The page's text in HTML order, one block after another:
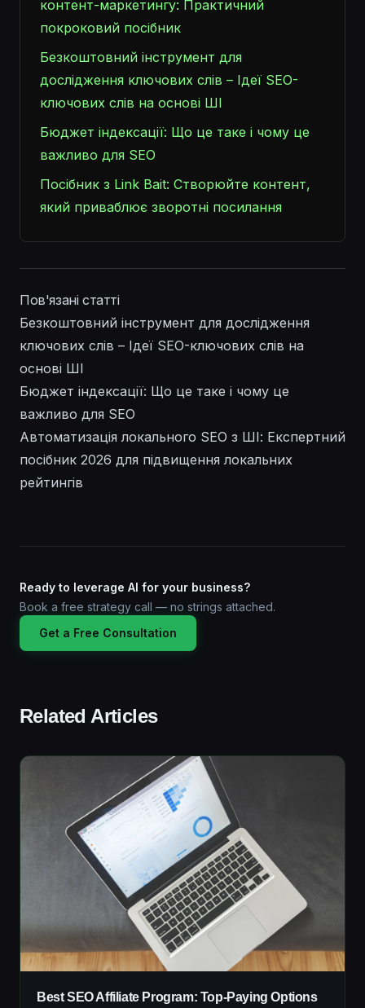
контент-маркетингу: Практичний
покроковий посібник
Безкоштовний інструмент для
дослідження ключових слів – Ідеї SEO-
ключових слів на основі ШІ
Бюджет індексації: Що це таке і чому це
важливо для SEO
Посібник з Link Bait: Створюйте контент,
який приваблює зворотні посилання
Пов'язані статті
Безкоштовний інструмент для дослідження
ключових слів – Ідеї SEO-ключових слів на
основі ШІ
Бюджет індексації: Що це таке і чому це
важливо для SEO
Автоматизація локального SEO з ШІ: Експертний
посібник 2026 для підвищення локальних
рейтингів
Ready to leverage AI for your business?
Book a free strategy call — no strings attached.
Get a Free Consultation
Related Articles
Best SEO Affiliate Program: Top-Paying Options